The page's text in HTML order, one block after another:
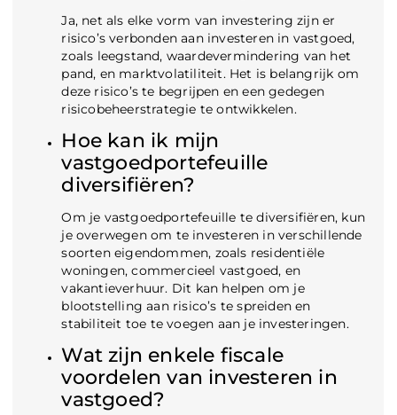
Ja, net als elke vorm van investering zijn er
risico’s verbonden aan investeren in vastgoed,
zoals leegstand, waardevermindering van het
pand, en marktvolatiliteit. Het is belangrijk om
deze risico’s te begrijpen en een gedegen
risicobeheerstrategie te ontwikkelen.
Hoe kan ik mijn
vastgoedportefeuille
diversifiëren?
Om je vastgoedportefeuille te diversifiëren, kun
je overwegen om te investeren in verschillende
soorten eigendommen, zoals residentiële
woningen, commercieel vastgoed, en
vakantieverhuur. Dit kan helpen om je
blootstelling aan risico’s te spreiden en
stabiliteit toe te voegen aan je investeringen.
Wat zijn enkele fiscale
voordelen van investeren in
vastgoed?